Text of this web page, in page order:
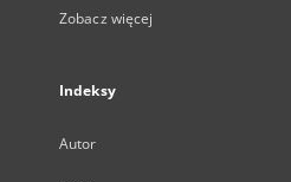
Zobacz więcej
Indeksy
Autor